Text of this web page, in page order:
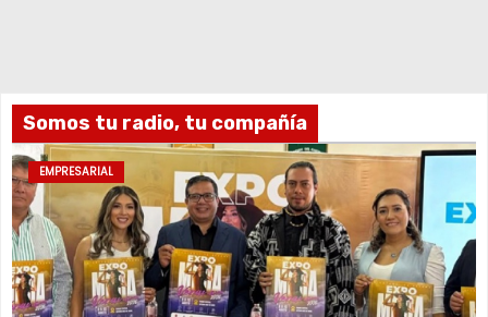
Somos tu radio, tu compañía
EMPRESARIAL